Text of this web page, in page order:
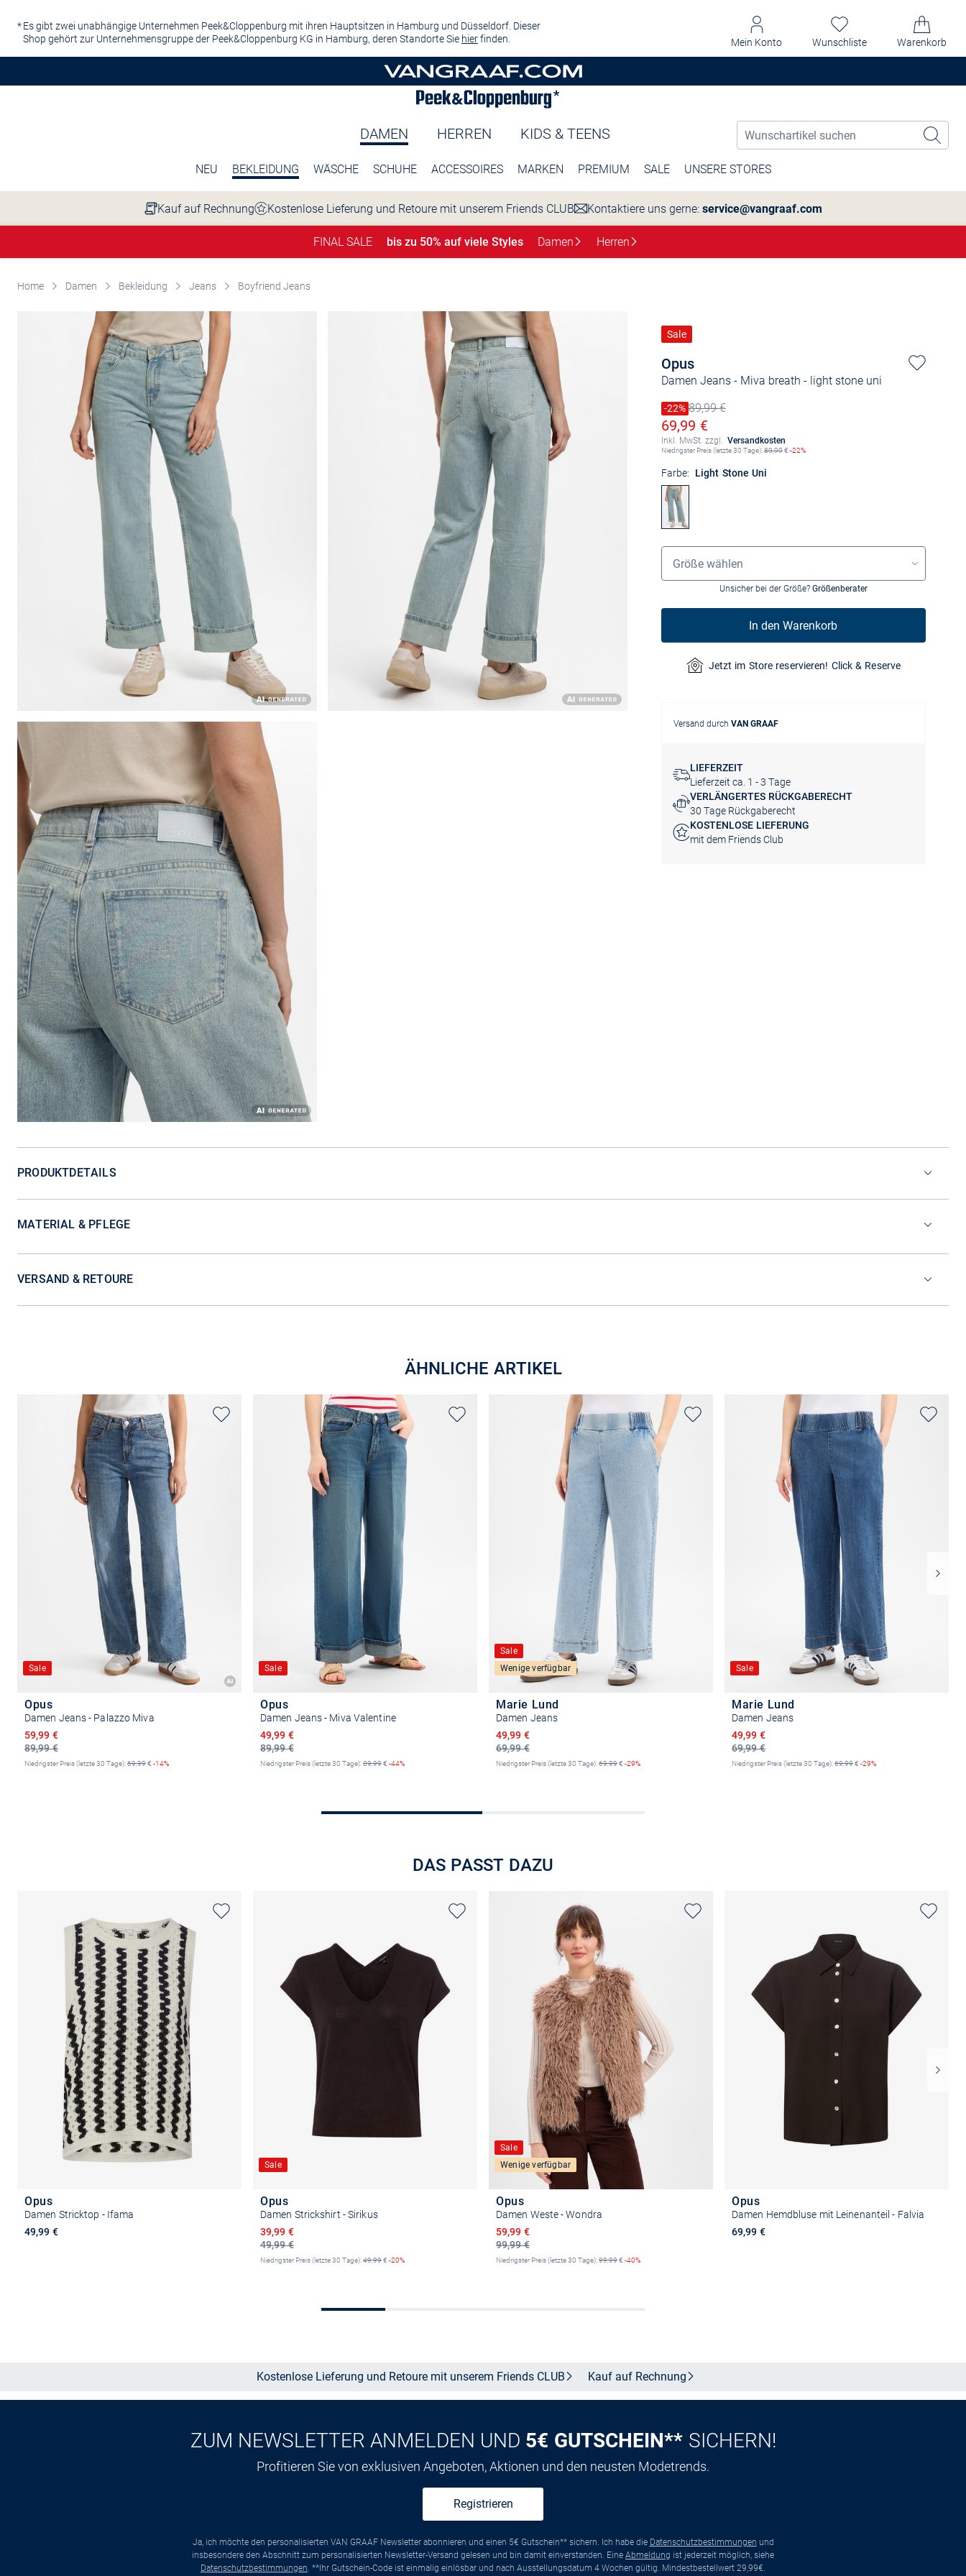
Es gibt zwei unabhängige Unternehmen Peek&Cloppenburg mit ihren Hauptsitzen in Hamburg und Düsseldorf. Dieser
Shop gehört zur Unternehmensgruppe der Peek&Cloppenburg KG in Hamburg, deren Standorte Sie hierfinden. Mein Konto Wunschliste Warenkorb
DAMEN HERREN KIDS & TEENS
NEU BEKLEIDUNG WÄSCHE SCHUHE ACCESSOIRES MARKEN PREMIUM SALE UNSERE STORES
Kauf auf Rechnung Kostenlose Lieferung und Retoure mit unserem Friends CLUB Kontaktiere uns gerne: service@vangraaf.com
FINAL SALE bis zu 50% auf viele Styles Damen Herren
Home Damen Bekleidung Jeans Boyfriend Jeans
Opus
Damen Jeans - Miva breath - light stone uni
Sale
Preis reduziert um
-22%
Alter Preis89,99 €
Ermäßigter Preis
69,99 €
Inkl. MwSt. zzgl. Versandkosten
Niedrigster Preis (letzte 30 Tage):89,99€ -22%
Farbe: Light Stone Uni
Größenauswahl
Größe wählen
Unsicher bei der Größe? Größenberater
In den Warenkorb
Jetzt im Store reservieren! Click & Reserve
Versand durch VAN GRAAF
LIEFERZEIT
Lieferzeit ca. 1 - 3 Tage
VERLÄNGERTES RÜCKGABERECHT
30 Tage Rückgaberecht
KOSTENLOSE LIEFERUNG
mit dem Friends Club
PRODUKTDETAILS
MATERIAL & PFLEGE
VERSAND & RETOURE
ÄHNLICHE ARTIKEL
Sale
Opus
Damen Jeans - Palazzo Miva
89,99 €
Ermäßigter Preis
59,99 €
Niedrigster Preis (letzte 30 Tage):69,99€ -14%
Sale
Opus
Damen Jeans - Miva Valentine
89,99 €
Ermäßigter Preis
49,99 €
Niedrigster Preis (letzte 30 Tage):89,99€ -44%
Sale
Wenige verfügbar
Marie Lund
Damen Jeans
69,99 €
Ermäßigter Preis
49,99 €
Niedrigster Preis (letzte 30 Tage):69,99€ -29%
Sale
Marie Lund
Damen Jeans
69,99 €
Ermäßigter Preis
49,99 €
Niedrigster Preis (letzte 30 Tage):69,99€ -29%
DAS PASST DAZU
Opus
Damen Stricktop - Ifama
49,99 €
Sale
Opus
Damen Strickshirt - Sirikus
49,99 €
Ermäßigter Preis
39,99 €
Niedrigster Preis (letzte 30 Tage):49,99€ -20%
Sale
Wenige verfügbar
Opus
Damen Weste - Wondra
99,99 €
Ermäßigter Preis
59,99 €
Niedrigster Preis (letzte 30 Tage):99,99€ -40%
Opus
Damen Hemdbluse mit Leinenanteil - Falvia
69,99 €
Kostenlose Lieferung und Retoure mit unserem Friends CLUB Kauf auf Rechnung
ZUM NEWSLETTER ANMELDEN UND 5€ GUTSCHEIN** SICHERN!
Profitieren Sie von exklusiven Angeboten, Aktionen und den neusten Modetrends.
Registrieren
Ja, ich möchte den personalisierten VAN GRAAF Newsletter abonnieren und einen 5€ Gutschein** sichern. Ich habe die Datenschutzbestimmungen und
insbesondere den Abschnitt zum personalisierten Newsletter-Versand gelesen und bin damit einverstanden. Eine Abmeldung ist jederzeit möglich, siehe
Datenschutzbestimmungen . **Ihr Gutschein-Code ist einmalig einlösbar und nach Ausstellungsdatum 4 Wochen gültig. Mindestbestellwert 29,99€.